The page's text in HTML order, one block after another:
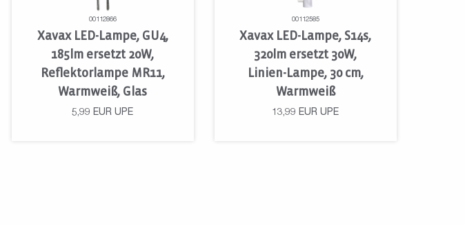
00112866
Xavax LED-Lampe, GU4,
185lm ersetzt 20W,
Reflektorlampe MR11,
Warmweiß, Glas
5,99 EUR UPE
00112585
Xavax LED-Lampe, S14s,
320lm ersetzt 30W,
Linien-Lampe, 30 cm,
Warmweiß
13,99 EUR UPE